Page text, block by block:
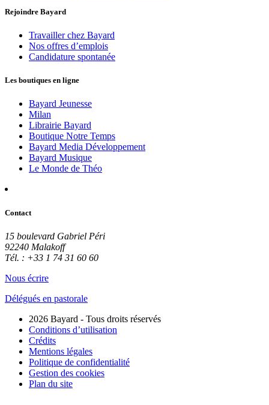
Rejoindre Bayard
Travailler chez Bayard
Nos offres d’emplois
Candidature spontanée
Les boutiques en ligne
Bayard Jeunesse
Milan
Librairie Bayard
Boutique Notre Temps
Bayard Media Développement
Bayard Musique
Le Monde de Théo
Contact
15 boulevard Gabriel Péri
92240 Malakoff
Tél. : +33 1 74 31 60 60
Nous écrire
Délégués en pastorale
2026 Bayard - Tous droits réservés
Conditions d’utilisation
Crédits
Mentions légales
Politique de confidentialité
Gestion des cookies
Plan du site